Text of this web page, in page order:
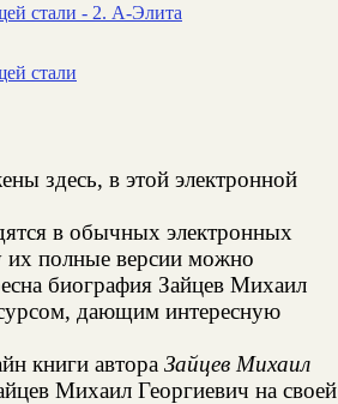
стали - 2. А-Элита
стали
здесь, в этой электронной
в обычных электронных
их полные версии можно
биография Зайцев Михаил
дающим интересную
книги автора Зайцев Михаил
Михаил Георгиевич на своей